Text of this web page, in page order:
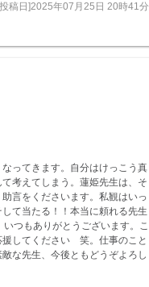
稿日]2025年07月25日 20時41分
ってきます。自分はけっこう真
考えてしまう。蓮姫先生は、そ
言をくださいます。私観はいっ
て当たる！！本当に頼れる先生
つもありがとうございます。こ
援してください 笑。仕事のこと
な先生、今後ともどうぞよろし